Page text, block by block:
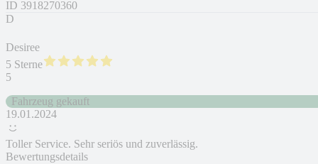
ID 3918270360
D
Desiree
5 Sterne
5
Fahrzeug gekauft
19.01.2024
Toller Service. Sehr seriös und zuverlässig.
Bewertungsdetails